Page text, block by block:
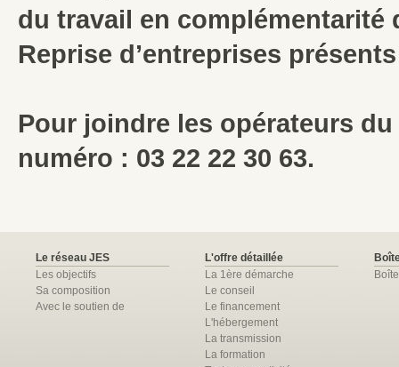
du travail en complémentarité
Reprise d’entreprises
Pour joindre les opérateurs
numéro : 03 22 22 30 63.
Le réseau JES
Les objectifs
Sa composition
Avec le soutien de
L'offre détaillée
La 1ère démarche
Le conseil
Le financement
L'hébergement
La transmission
La formation